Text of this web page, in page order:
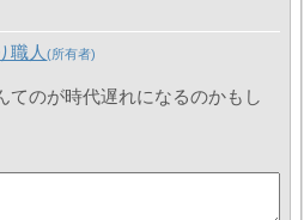
職人
てのが時代遅れになるのかもし